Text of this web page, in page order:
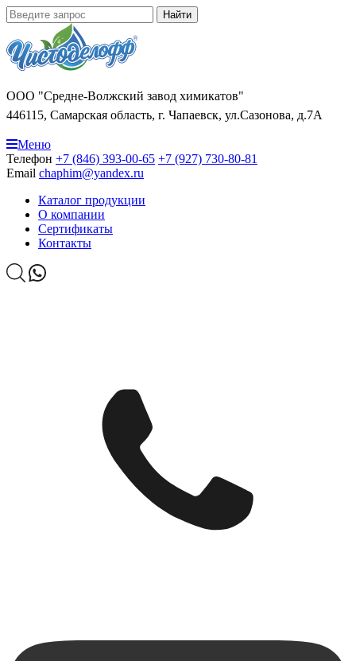
Найти
ООО "Средне-Волжский завод химикатов"
446115, Самарская область, г. Чапаевск, ул.Сазонова, д.7А
Меню
Телефон +7 (846) 393-00-65 +7 (927) 730-80-81
Email chaphim@yandex.ru
Каталог продукции
О компании
Сертификаты
Контакты